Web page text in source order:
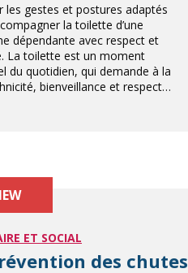
les gestes et postures adaptés
la toilette d’une
dépendante avec respect et
La toilette est un moment
du quotidien, qui demande à la
bienveillance et respect…
ET SOCIAL
des chutes